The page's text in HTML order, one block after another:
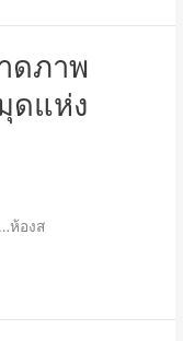
ดภาพ
ดแห่ง
ห้องส